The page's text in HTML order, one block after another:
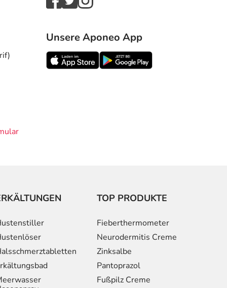
Unsere Aponeo App
TOP PRODUKTE
Fieberthermometer
Neurodermitis Creme
Zinksalbe
Pantoprazol
Fußpilz Creme